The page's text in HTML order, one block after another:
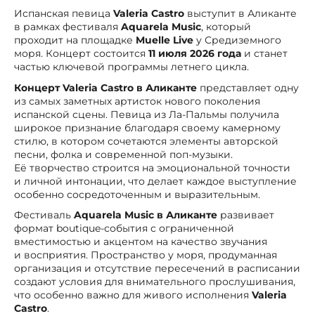
Испанская певица Valeria Castro выступит в Аликанте
в рамках фестиваля Aquarela Music, который
проходит на площадке Muelle Live у Средиземного
моря. Концерт состоится 11 июля 2026 года и станет
частью ключевой программы летнего цикла.
Концерт Valeria Castro в Аликанте представляет одну
из самых заметных артисток нового поколения
испанской сцены. Певица из Ла-Пальмы получила
широкое признание благодаря своему камерному
стилю, в котором сочетаются элементы авторской
песни, фолка и современной поп-музыки.
Её творчество строится на эмоциональной точности
и личной интонации, что делает каждое выступление
особенно сосредоточенным и выразительным.
Фестиваль Aquarela Music в Аликанте развивает
формат boutique-события с ограниченной
вместимостью и акцентом на качество звучания
и восприятия. Пространство у моря, продуманная
организация и отсутствие пересечений в расписании
создают условия для внимательного прослушивания,
что особенно важно для живого исполнения Valeria
Castro.